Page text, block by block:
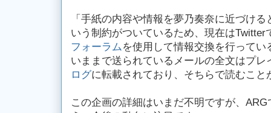
「手紙の内容や情報を夢乃奏奈に近づけ
いう制約がついているため、現在は
フォーラムを使用して情報交換を行ってい
いままで送られているメールの全文はプレ
ログに転載されており、そちらで読むこと
この企画の詳細はいまだ不明ですが、